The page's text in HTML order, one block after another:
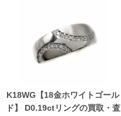
K18WG【18金ホワイトゴール
ド】 D0.19ctリングの買取・査